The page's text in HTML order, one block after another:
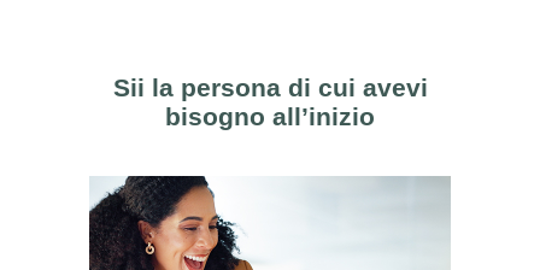
Sii la persona di cui avevi
bisogno all’inizio